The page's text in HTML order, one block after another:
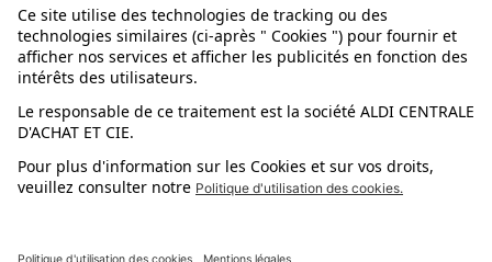
Téléphone : 03 90 40 47 90
PONCEUSE
N° Article :5013457
Fournisseur : Ferrex